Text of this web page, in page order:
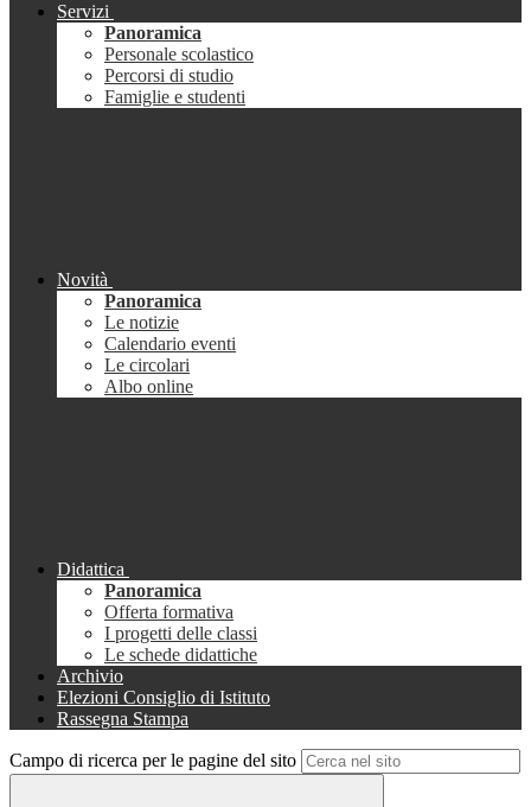
Servizi
Panoramica
Personale scolastico
Percorsi di studio
Famiglie e studenti
Novità
Panoramica
Le notizie
Calendario eventi
Le circolari
Albo online
Didattica
Panoramica
Offerta formativa
I progetti delle classi
Le schede didattiche
Archivio
Elezioni Consiglio di Istituto
Rassegna Stampa
Campo di ricerca per le pagine del sito